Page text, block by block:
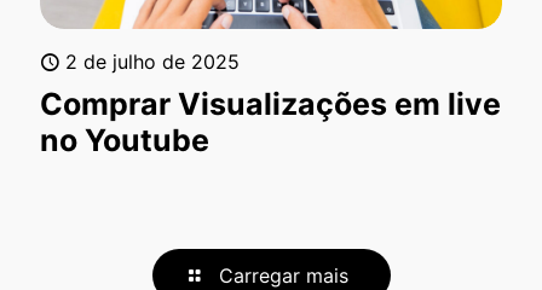
2 de julho de 2025
Comprar Visualizações em live
no Youtube
Carregar mais